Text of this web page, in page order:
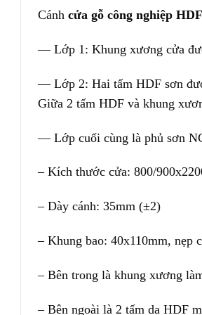
Cánh cửa gỗ công nghiệp
— Lớp 1: Khung xương cửa
— Lớp 2: Hai tấm HDF sơn
Giữa 2 tấm HDF và khung
— Lớp cuối cùng là phủ sơn
– Kích thước cửa: 800/
– Dày cánh: 35mm (±2)
– Khung bao: 40x110mm, nẹp
– Bên trong là khung xương
– Bên ngoài là 2 tấm da HDF